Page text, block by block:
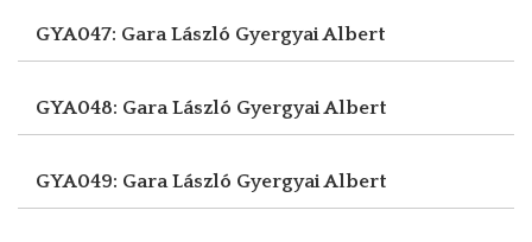
GYA047: Gara László Gyergyai Albert
GYA048: Gara László Gyergyai Albert
GYA049: Gara László Gyergyai Albert